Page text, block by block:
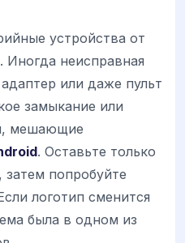
устройства от
Иногда неисправная
или даже пульт
замыкание или
мешающие
. Оставьте только
затем попробуйте
логотип сменится
была в одном из